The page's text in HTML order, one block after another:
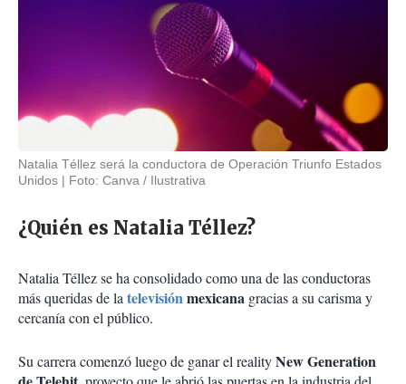
Natalia Téllez será la conductora de Operación Triunfo Estados
Unidos
Foto: Canva / Ilustrativa
¿Quién es Natalia Téllez?
Natalia Téllez se ha consolidado como una de las conductoras
más queridas de latelevisiónmexicana gracias a su carisma y
cercanía con el público.
Su carrera comenzó luego de ganar el realityNew Generation